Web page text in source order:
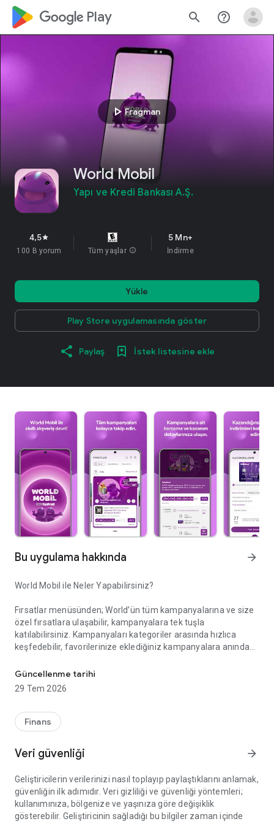
google_logo Play search help_outline
play_arrowFragman
World Mobil
Yapı ve Kredi Bankası A.Ş.
4,5star
100 B yorum Tüm yaşlar info
5 Mn+
İndirme
Yükle
Play Store uygulamasında göster
Paylaş İstek listesine ekle
Bu uygulama hakkında arrow_forward
World Mobil ile Neler Yapabilirsiniz?
Fırsatlar menüsünden; World’ün tüm kampanyalarına ve size
özel fırsatlara ulaşabilir, kampanyalara tek tuşla
katılabilirsiniz. Kampanyaları kategoriler arasında hızlıca
keşfedebilir, favorilerinize eklediğiniz kampanyalara anında
aradığınız kampanyayı kolayca bulabilir, kampanya
katılımlarınızı, kazanım süreçlerinizi ve elde ettiğiniz puan ile
Kazandıklarım menüsünden; Kredi kartlarınız, TLcard’larınız
kazandığınız puan ve indirimleri görüntüleyebilir, harcadığınız
World Pay menüsünden; QR Kod ile Öde özelliği sayesinde
kart veya hesabınızdan zahmetsizce ödeme yapabilirsiniz.
Güncellenme tarihi
29 Tem 2026
Finans
Veri güvenliği arrow_forward
Geliştiricilerin verilerinizi nasıl toplayıp paylaştıklarını anlamak,
güvenliğin ilk adımıdır. Veri gizliliği ve güvenliği yöntemleri;
kullanımınıza, bölgenize ve yaşınıza göre değişiklik
gösterebilir. Geliştiricinin sağladığı bu bilgiler zaman içinde